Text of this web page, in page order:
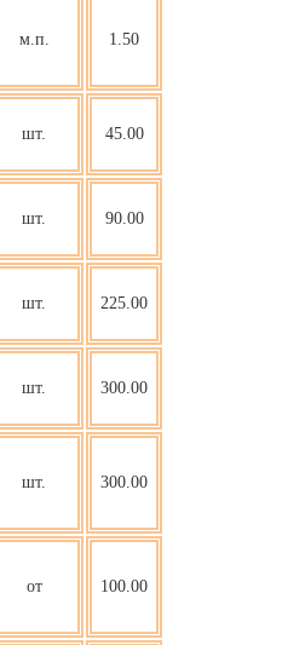
м.п. 1.50
шт. 45.00
шт. 90.00
шт. 225.00
шт. 300.00
шт. 300.00
от 100.00